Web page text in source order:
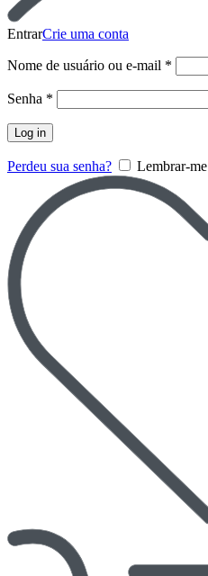
EntrarCrie uma conta
Nome de usuário ou e-mail *
Senha *
Log in
Perdeu sua senha? Lembrar-me